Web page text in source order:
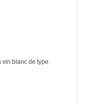
vin blanc de type